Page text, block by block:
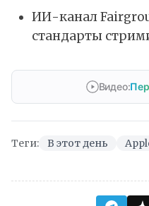
ИИ-канал
стандарты
Видео:
Теги: В этот день